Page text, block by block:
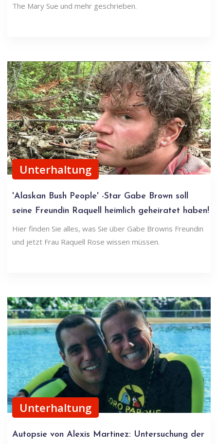
The Mary Sue und mehr geschrieben.
Unterhaltung
'Alaskan Bush People' -Star Gabe Brown soll
seine Freundin Raquell heimlich geheiratet haben!
Hier finden Sie alles, was Sie über Gabe Browns Freundin
und jetzt Frau Raquell Rose wissen müssen.
Unterhaltung
Autopsie von Alexis Martinez: Untersuchung der